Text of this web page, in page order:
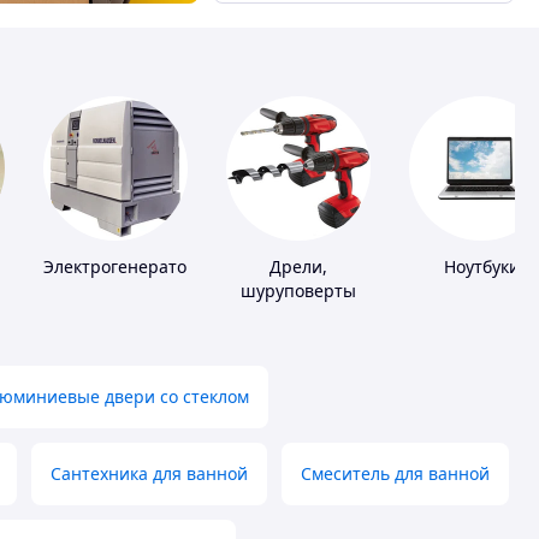
Электрогенераторы
Дрели,
шуруповерты
Ноутбуки
двери со стеклом
Сантехника для ванной Смеситель для ванной